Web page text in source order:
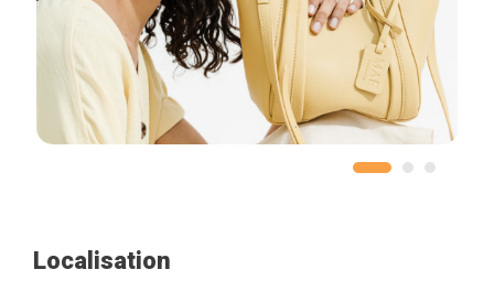
Localisation